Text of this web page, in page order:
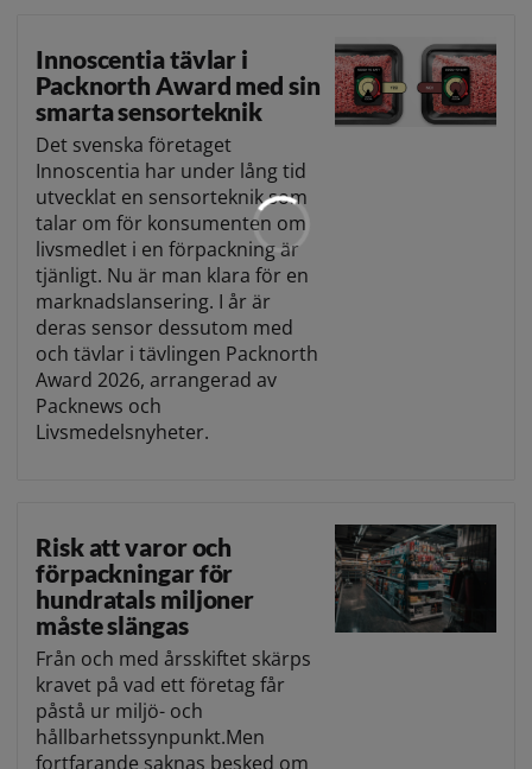
Innoscentia tävlar i
Packnorth Award med sin
smarta sensorteknik
Det svenska företaget
Innoscentia har under lång tid
utvecklat en sensorteknik som
talar om för konsumenten om
livsmedlet i en förpackning är
tjänligt. Nu är man klara för en
marknadslansering. I år är
deras sensor dessutom med
och tävlar i tävlingen Packnorth
Award 2026, arrangerad av
Packnews och
Livsmedelsnyheter.
Risk att varor och
förpackningar för
hundratals miljoner
måste slängas
Från och med årsskiftet skärps
kravet på vad ett företag får
påstå ur miljö- och
hållbarhetssynpunkt.Men
fortfarande saknas besked om